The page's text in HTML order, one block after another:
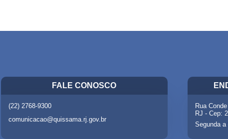
FALE CONOSCO
(22) 2768-9300
comunicacao@quissama.rj.gov.br
Rua
RJ - Cep:
Segunda